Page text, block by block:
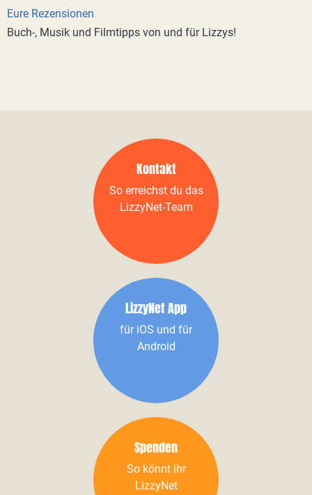
Eure Rezensionen
Buch-, Musik und Filmtipps von und für Lizzys!
Kontakt
So erreichst du das
LizzyNet-Team
LizzyNet App
für iOS und für
Android
Spenden
So könnt ihr
LizzyNet